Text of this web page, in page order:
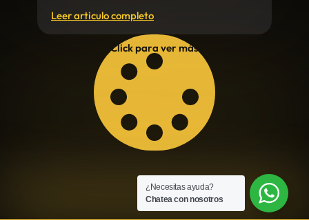
Leer articulo completo
Click para ver más
¿Necesitas ayuda?
Chatea con nosotros